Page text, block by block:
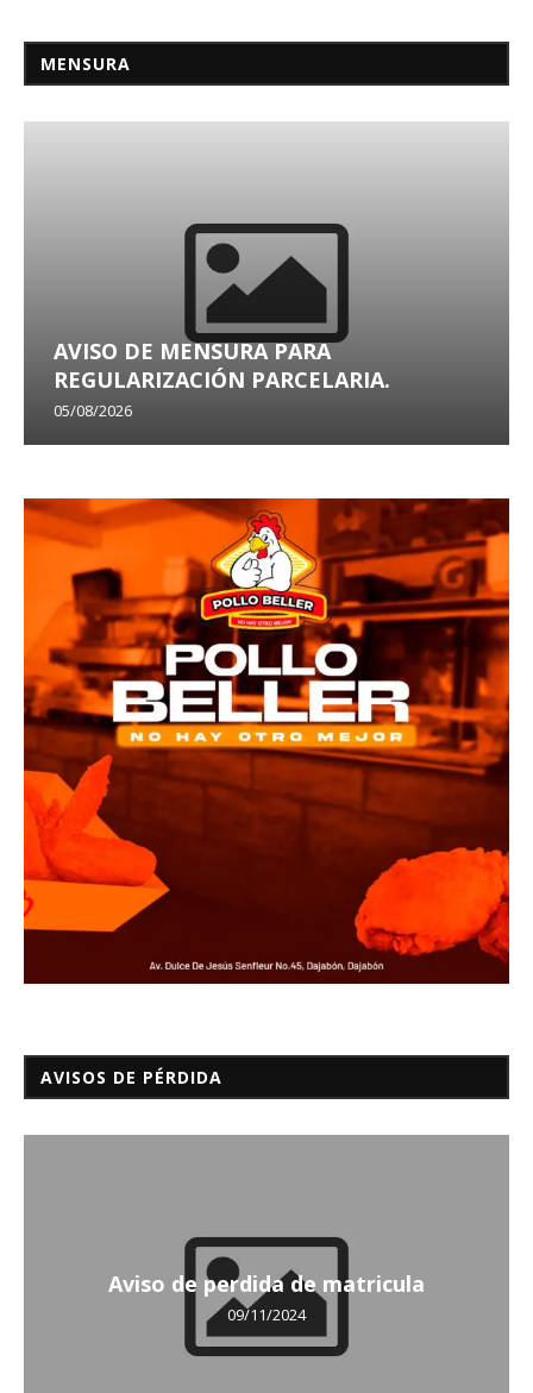
MENSURA
AVISO DE MENSURA PARA
REGULARIZACIÓN PARCELARIA.
05/08/2026
AVISOS DE PÉRDIDA
Aviso de perdida de matricula
09/11/2024